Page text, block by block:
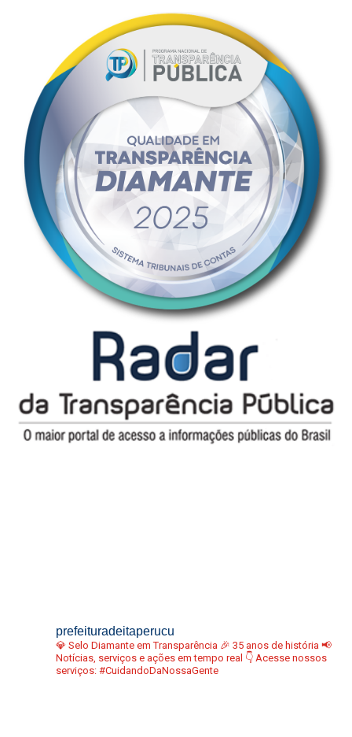
prefeituradeitaperucu
💎 Selo Diamante em Transparência 🎉 35 anos de história 📢
Notícias, serviços e ações em tempo real 👇 Acesse nossos
serviços: #CuidandoDaNossaGente